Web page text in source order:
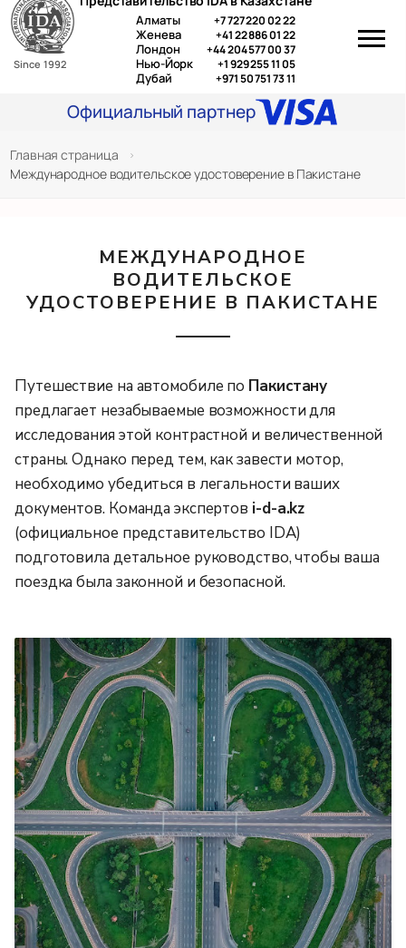
Перейти
содержимому
Since 1992
Алматы +7 727 220 02 22
Женева +41 22 886 01 22
Лондон +44 204 577 00 37
Нью-Йорк +1 929 255 11 05
Дубай +971 50 751 73 11
Официальный партнер
Главная страница >
Международное водительское удостоверение в Пакистане
МЕЖДУНАРОДНОЕ
ВОДИТЕЛЬСКОЕ
УДОСТОВЕРЕНИЕ В ПАКИСТАНЕ
Путешествие на автомобиле по Пакистану
предлагает незабываемые возможности для
исследования этой контрастной и величественной
страны. Однако перед тем, как завести мотор,
необходимо убедиться в легальности ваших
документов. Команда экспертов i-d-a.kz
(официальное представительство IDA)
подготовила детальное руководство, чтобы ваша
поездка была законной и безопасной.